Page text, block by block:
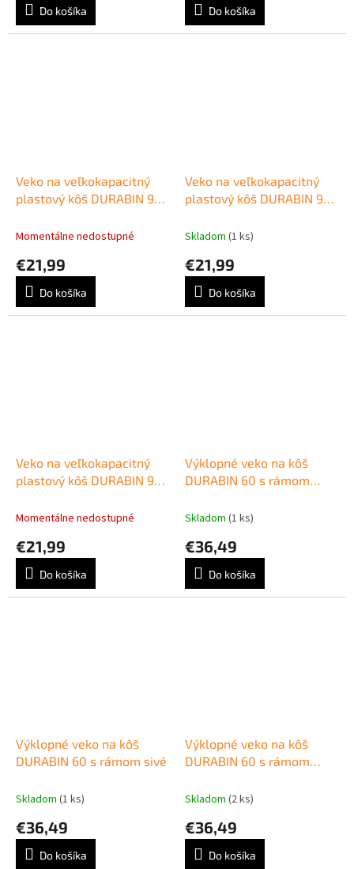
Do košíka Do košíka
Veko na veľkokapacitný
plastový kôš DURABIN 90
Momentálne nedostupné
€21,99
Do košíka
Veko na veľkokapacitný
plastový kôš DURABIN 90
Skladom (1 ks)
€21,99
Do košíka
Veko na veľkokapacitný
plastový kôš DURABIN 90
Momentálne nedostupné
€21,99
Do košíka
Výklopné veko na kôš
DURABIN 60 s rámom
Skladom (1 ks)
€36,49
Do košíka
Výklopné veko na kôš
DURABIN 60 s rámom sivé
Skladom (1 ks)
€36,49
Do košíka
Výklopné veko na kôš
DURABIN 60 s rámom
Skladom (2 ks)
€36,49
Do košíka